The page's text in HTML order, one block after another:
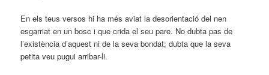
En els teus versos hi ha més aviat la desorientació del nen
esgarriat en un bosc i que crida el seu pare. No dubta pas de
l’existència d’aquest ni de la seva bondat; dubta que la seva
petita veu pugui arribar-li.